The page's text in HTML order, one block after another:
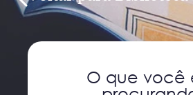
O que você